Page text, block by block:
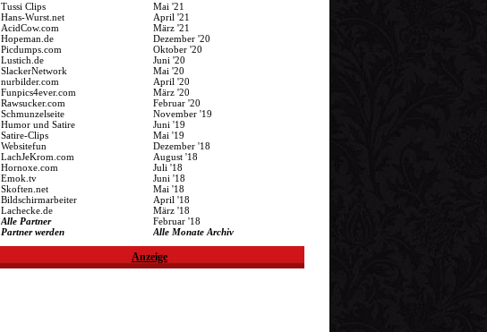
Tussi Clips
Hans-Wurst.net
AcidCow.com
Hopeman.de
Picdumps.com
Lustich.de
SlackerNetwork
nurbilder.com
Funpics4ever.com
Rawsucker.com
Schmunzelseite
Humor und Satire
Satire-Clips
Websitefun
LachJeKrom.com
Hornoxe.com
Emok.tv
Skoften.net
Bildschirmarbeiter
Lachecke.de
Alle Partner
Partner werden
Mai '21
April '21
März '21
Dezember '20
Oktober '20
Juni '20
Mai '20
April '20
März '20
Februar '20
November '19
Juni '19
Mai '19
Dezember '18
August '18
Juli '18
Juni '18
Mai '18
April '18
März '18
Februar '18
Alle Monate Archiv
Anzeige